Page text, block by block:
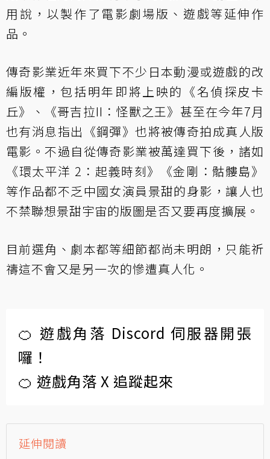
用說，以製作了電影劇場版、遊戲等延伸作
品。
傳奇影業近年來買下不少日本動漫或遊戲的改
編版權，包括明年即將上映的《名偵探皮卡
丘》、《哥吉拉II：怪獸之王》甚至在今年7月
也有消息指出《鋼彈》也將被傳奇拍成真人版
電影。不過自從傳奇影業被萬達買下後，諸如
《環太平洋 2：起義時刻》《金剛：骷髏島》
等作品都不乏中國女演員景甜的身影，讓人也
不禁聯想景甜宇宙的版圖是否又要再度擴展。
目前選角、劇本都等細節都尚未明朗，只能祈
禱這不會又是另一次的慘遭真人化。
🍊 遊戲角落 Discord 伺服器開張
囉！
🍊 遊戲角落 X 追蹤起來
延伸閱讀